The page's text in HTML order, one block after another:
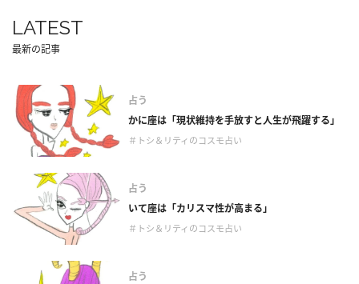
LATEST
最新の記事
占う
かに座は「現状維持を手放すと人生が飛躍する」
＃トシ＆リティのコスモ占い
占う
いて座は「カリスマ性が高まる」
＃トシ＆リティのコスモ占い
占う